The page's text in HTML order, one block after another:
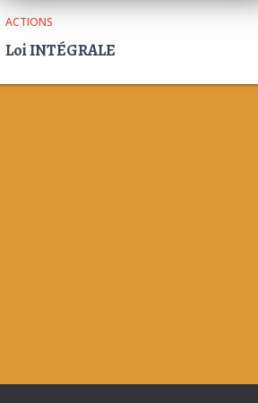
ACTIONS
Loi INTÉGRALE